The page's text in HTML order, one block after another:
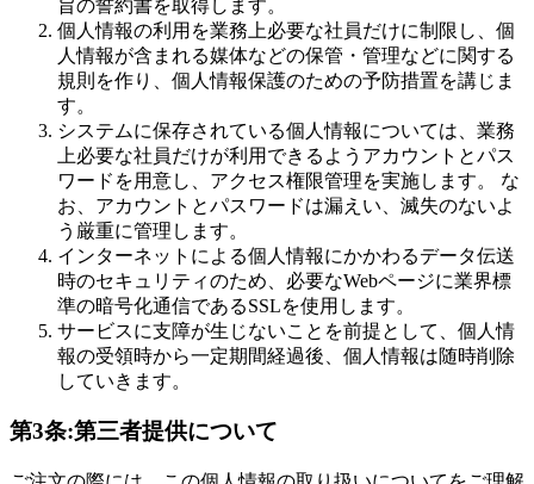
旨の誓約書を取得します。
個人情報の利用を業務上必要な社員だけに制限し、個
人情報が含まれる媒体などの保管・管理などに関する
規則を作り、個人情報保護のための予防措置を講じま
す。
システムに保存されている個人情報については、業務
上必要な社員だけが利用できるようアカウントとパス
ワードを用意し、アクセス権限管理を実施します。 な
お、アカウントとパスワードは漏えい、滅失のないよ
う厳重に管理します。
インターネットによる個人情報にかかわるデータ伝送
時のセキュリティのため、必要なWebページに業界標
準の暗号化通信であるSSLを使用します。
サービスに支障が生じないことを前提として、個人情
報の受領時から一定期間経過後、個人情報は随時削除
していきます。
第3条:第三者提供について